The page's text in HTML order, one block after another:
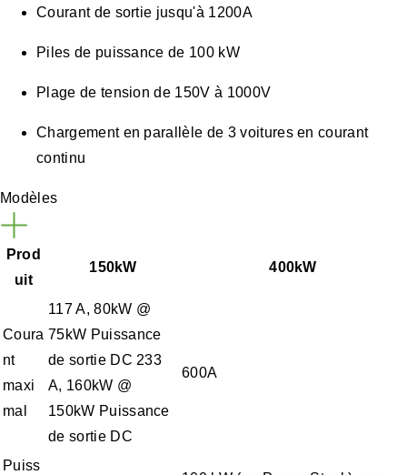
Courant de sortie jusqu'à 1200A
Piles de puissance de 100 kW
Plage de tension de 150V à 1000V
Chargement en parallèle de 3 voitures en courant
continu
Modèles
Prod
uit
150kW 400kW
Coura
nt
maxi
mal
117 A, 80kW @
75kW Puissance
de sortie DC 233
A, 160kW @
150kW Puissance
de sortie DC
600A
Puiss